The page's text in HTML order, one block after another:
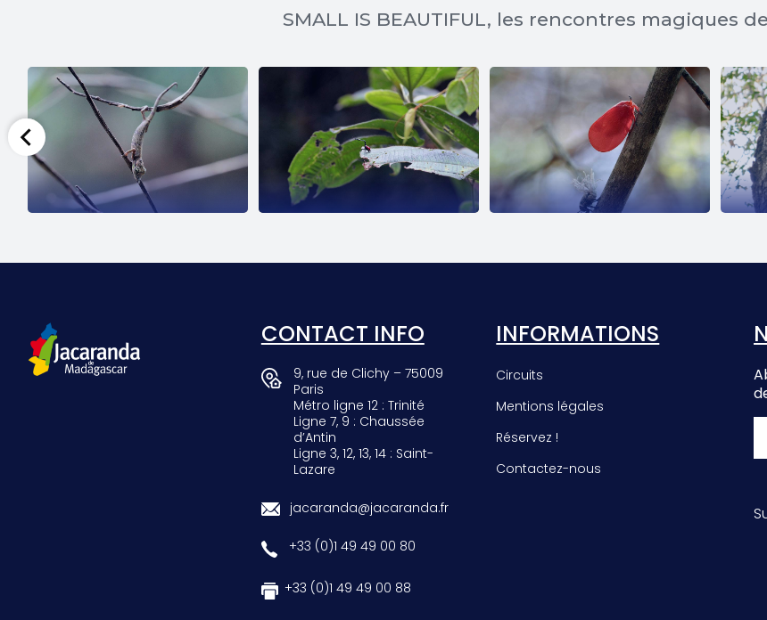
SMALL IS BEAUTIFUL, les rencontres magiques
CONTACT INFO
9, rue de Clichy – 75009
Paris
Métro ligne 12 : Trinité
Ligne 7, 9 : Chaussée
d’Antin
Ligne 3, 12, 13, 14 : Saint-
Lazare
jacaranda@jacaranda.fr
+33 (0)1 49 49 00 80
+33 (0)1 49 49 00 88
INFORMATIONS
Circuits
Mentions légales
Réservez !
Contactez-nous